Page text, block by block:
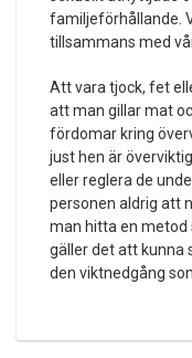
familjeförhållande.
tillsammans med
Att vara tjock, fet
att man gillar mat
fördomar kring
just hen är
eller reglera de
personen aldrig att
man hitta en metod
gäller det att kunna
den viktnedgång